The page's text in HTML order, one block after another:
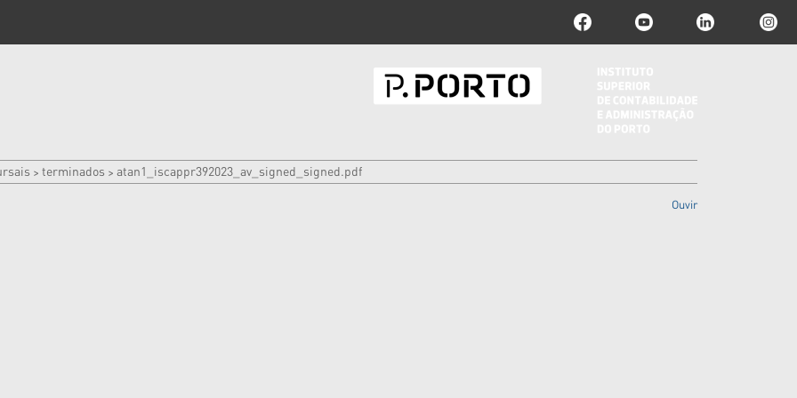
> terminados > atan1_iscappr392023_av_signed_signed.pdf
Ouvir